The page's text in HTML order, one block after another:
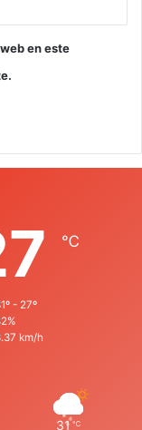
en este
℃
- 27º
km/h
31 ℃